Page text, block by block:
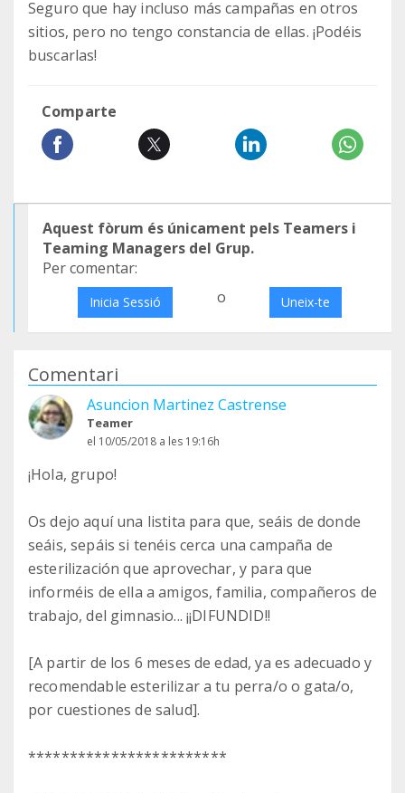
Seguro que hay incluso más campañas en otros
sitios, pero no tengo constancia de ellas. ¡Podéis
buscarlas!
Comparte
Aquest fòrum és únicament pels Teamers i
Teaming Managers del Grup.
Per comentar:
Inicia Sessió o Uneix-te
Comentari
Asuncion Martinez Castrense
Teamer
el 10/05/2018 a les 19:16h
¡Hola, grupo!
Os dejo aquí una listita para que, seáis de donde
seáis, sepáis si tenéis cerca una campaña de
esterilización que aprovechar, y para que
informéis de ella a amigos, familia, compañeros de
trabajo, del gimnasio... ¡¡DIFUNDID!!
[A partir de los 6 meses de edad, ya es adecuado y
recomendable esterilizar a tu perra/o o gata/o,
por cuestiones de salud].
************************